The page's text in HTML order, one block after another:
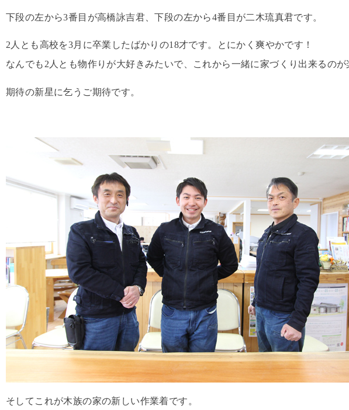
下段の左から3番目が高橋詠吉君、下段の左から4番目が二木琉真君です。
2人とも高校を3月に卒業したばかりの18才です。とにかく爽やかです！
なんでも2人とも物作りが大好きみたいで、これから一緒に家づくり出来るのが
期待の新星に乞うご期待です。
そしてこれが木族の家の新しい作業着です。